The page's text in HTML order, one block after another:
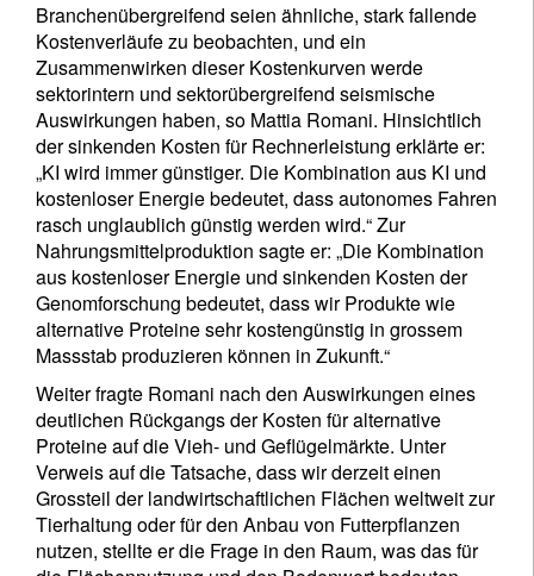
Branchenübergreifend seien ähnliche, stark fallende
Kostenverläufe zu beobachten, und ein
Zusammenwirken dieser Kostenkurven werde
sektorintern und sektorübergreifend seismische
Auswirkungen haben, so Mattia Romani. Hinsichtlich
der sinkenden Kosten für Rechnerleistung erklärte er:
„KI wird immer günstiger. Die Kombination aus KI und
kostenloser Energie bedeutet, dass autonomes Fahren
rasch unglaublich günstig werden wird.“ Zur
Nahrungsmittelproduktion sagte er: „Die Kombination
aus kostenloser Energie und sinkenden Kosten der
Genomforschung bedeutet, dass wir Produkte wie
alternative Proteine sehr kostengünstig in grossem
Massstab produzieren können in Zukunft.“
Weiter fragte Romani nach den Auswirkungen eines
deutlichen Rückgangs der Kosten für alternative
Proteine auf die Vieh- und Geflügelmärkte. Unter
Verweis auf die Tatsache, dass wir derzeit einen
Grossteil der landwirtschaftlichen Flächen weltweit zur
Tierhaltung oder für den Anbau von Futterpflanzen
nutzen, stellte er die Frage in den Raum, was das für